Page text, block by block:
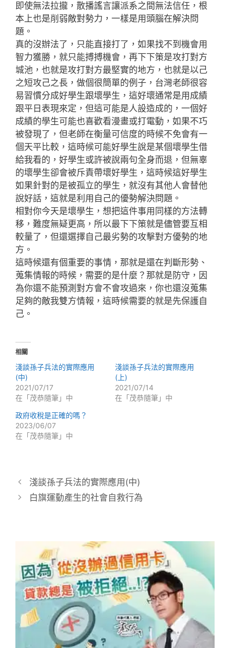
即使無法拉攏，散播謠言讓派系之間無法信任，根
本上也是削弱敵對勢力，一樣是用頭腦在解決問
題。
真的沒辦法了，只能直接打了，如果找不到機會用
智力獲勝，就只能搏搏機會，再下下策是攻打對方
城池，也就是攻打對方最堅實的地方，也就是以己
之短攻己之長，做個很簡單的例子，台灣老師很容
易習慣分成好學生跟壞學生，這好壞通常是用成績
跟平日表現來定，但這可能是人設造成的，一個好
成績的學生可能也喜歡看漫畫或打電動，如果不巧
被發現了，但老師在衡量可信度的時候不免會有一
個天平比較，這時候可能好學生說是某個壞學生借
給我看的，好學生或許被說兩句全身而退，但無辜
的壞學生卻會被斥責帶壞好學生，這時候這好學生
如果針對的是被孤立的學生，就沒有其他人會替他
說好話，這就是利用自己的優勢解決問題。
相對你今天是壞學生，想把這件事用同樣的方法轉
移，難度無疑更高，所以最下下策就是儘管要互相
較量了，但還選擇自己最劣勢的攻擊對方優勢的地
方。
這時候還有個重要的事情，那就是還在判斷形勢、
蒐集情報的時候，需要的是什麼？那就是防守，因
為你還不能預測對方會不會攻過來，你也還沒蒐集
足夠的敵我雙方情報，這時候需要的就是先保護自
己。
相關
淺談孫子兵法的實際應用
(中)
2021/07/17
在「茂恭隨筆」中
淺談孫子兵法的實際應用
(上)
2021/07/14
在「茂恭隨筆」中
政府收稅是正確的嗎？
2023/06/07
在「茂恭隨筆」中
淺談孫子兵法的實際應用(中)
白旗運動產生的社會自救行為